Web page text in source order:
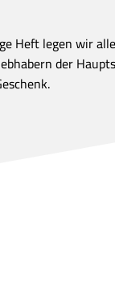
Heft legen wir
der